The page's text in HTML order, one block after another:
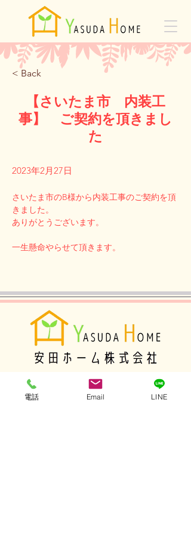
< Back
【さいたま市 内装工
事】 ご契約を頂きまし
た
2023年2月27日
Previous
さいたま市のB様から内装工事のご契約を頂
きました。
ありがとうございます。
一生懸命やらせて頂きます。
埼玉県所沢市けやき台2-7-6
第三安田ビル1F
電話 Email LINE